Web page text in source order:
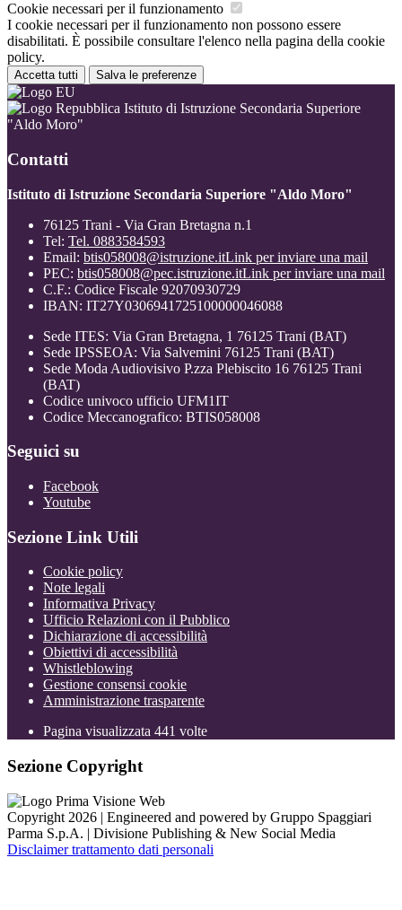
Cookie necessari per il funzionamento
I cookie necessari per il funzionamento non possono essere
disabilitati. È possibile consultare l'elenco nella pagina della cookie
policy.
Accetta tutti Salva le preferenze
Istituto di Istruzione Secondaria Superiore
"Aldo Moro"
Contatti
Istituto di Istruzione Secondaria Superiore "Aldo Moro"
76125 Trani - Via Gran Bretagna n.1
Tel: Tel. 0883584593
Email: btis058008@istruzione.itLink per inviare una mail
PEC: btis058008@pec.istruzione.itLink per inviare una mail
C.F.: Codice Fiscale 92070930729
IBAN: IT27Y0306941725100000046088
Sede ITES: Via Gran Bretagna, 1 76125 Trani (BAT)
Sede IPSSEOA: Via Salvemini 76125 Trani (BAT)
Sede Moda Audiovisivo P.zza Plebiscito 16 76125 Trani
(BAT)
Codice univoco ufficio UFM1IT
Codice Meccanografico: BTIS058008
Seguici su
Facebook
Youtube
Sezione Link Utili
Cookie policy
Note legali
Informativa Privacy
Ufficio Relazioni con il Pubblico
Dichiarazione di accessibilità
Obiettivi di accessibilità
Whistleblowing
Gestione consensi cookie
Amministrazione trasparente
Pagina visualizzata 441 volte
Sezione Copyright
Copyright 2026 | Engineered and powered by Gruppo Spaggiari
Parma S.p.A. | Divisione Publishing & New Social Media
Disclaimer trattamento dati personali